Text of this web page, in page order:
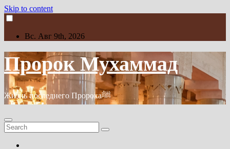
Skip to content
Вс. Авг 9th, 2026
Пророк Мухаммад
Жизнь последнего Пророкаﷺ